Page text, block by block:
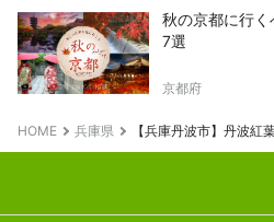
秋の京都に行く
7選
京都府
HOME 兵庫県 【兵庫丹波市】丹波